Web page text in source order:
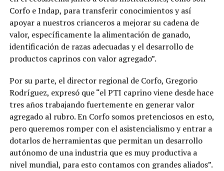
Corfo e Indap, para transferir conocimientos y así
apoyar a nuestros crianceros a mejorar su cadena de
valor, específicamente la alimentación de ganado,
identificación de razas adecuadas y el desarrollo de
productos caprinos con valor agregado”.
Por su parte, el director regional de Corfo, Gregorio
Rodríguez, expresó que “el PTI caprino viene desde hace
tres años trabajando fuertemente en generar valor
agregado al rubro. En Corfo somos pretenciosos en esto,
pero queremos romper con el asistencialismo y entrar a
dotarlos de herramientas que permitan un desarrollo
autónomo de una industria que es muy productiva a
nivel mundial, para esto contamos con grandes aliados”.